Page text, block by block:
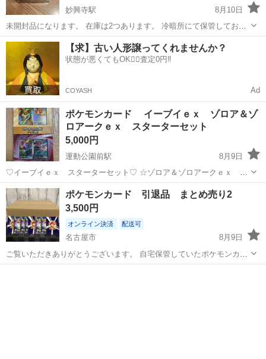
妙興寺駅
8月10日
未開封品になります。 在庫は2つあります。 冷暗所にて保管しており
ましたので状態は良い方だと思います。 直接手渡しのお取引のみでお
願いします。 定型文には返信しません。 よろしくお願いします。
愛知 一宮市 妙興寺駅 カードゲーム
デュエルマスターズ
【求】古い人形譲ってくれませんか？
状態が悪くてもOK🙆‍♀️査定0円‼️
COYASH Ad
ポケモンカード イーブイｅｘ ゾロア＆ゾ
ロアークｅｘ スターターセット
5,000円
運動公園前駅
8月9日
♡イーブイｅｘ スターターセット♡ ☆ゾロア＆ゾロアークｅｘ ス
ターターセット☆ ◎未開封品◎ セット売り ⚠️特に気になる箱の傷み
はございませんが 初期キズ・スレ等は多少はございます ので
パッケージまで完全美品...
愛知 豊橋市 カードゲーム イーブイ
ポケモンカード 引退品 まとめ売り2
3,500円
オンライン決済 配送可
名古屋市
8月9日
ご覧いただきありがとうございます。 自宅保管していたポケモンカー
ドを約1000枚まとめて出品いたします。 内容はU・C・R・RR・